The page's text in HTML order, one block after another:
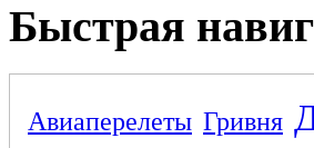
Быстрая
Авиаперелеты Гривня